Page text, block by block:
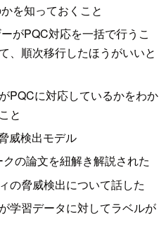
を知っておくこと
がPQC対応を一括で行うこ
、順次移行したほうがいいと
PQCに対応しているかをわか
と
威検出モデル
の論文を紐解き解説された
の脅威検出について話した
学習データに対してラベルが